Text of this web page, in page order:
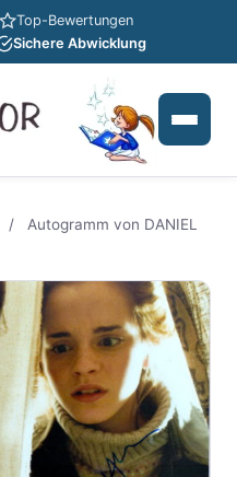
Top-Bewertungen
Sichere Abwicklung
/
Autogramm von DANIEL